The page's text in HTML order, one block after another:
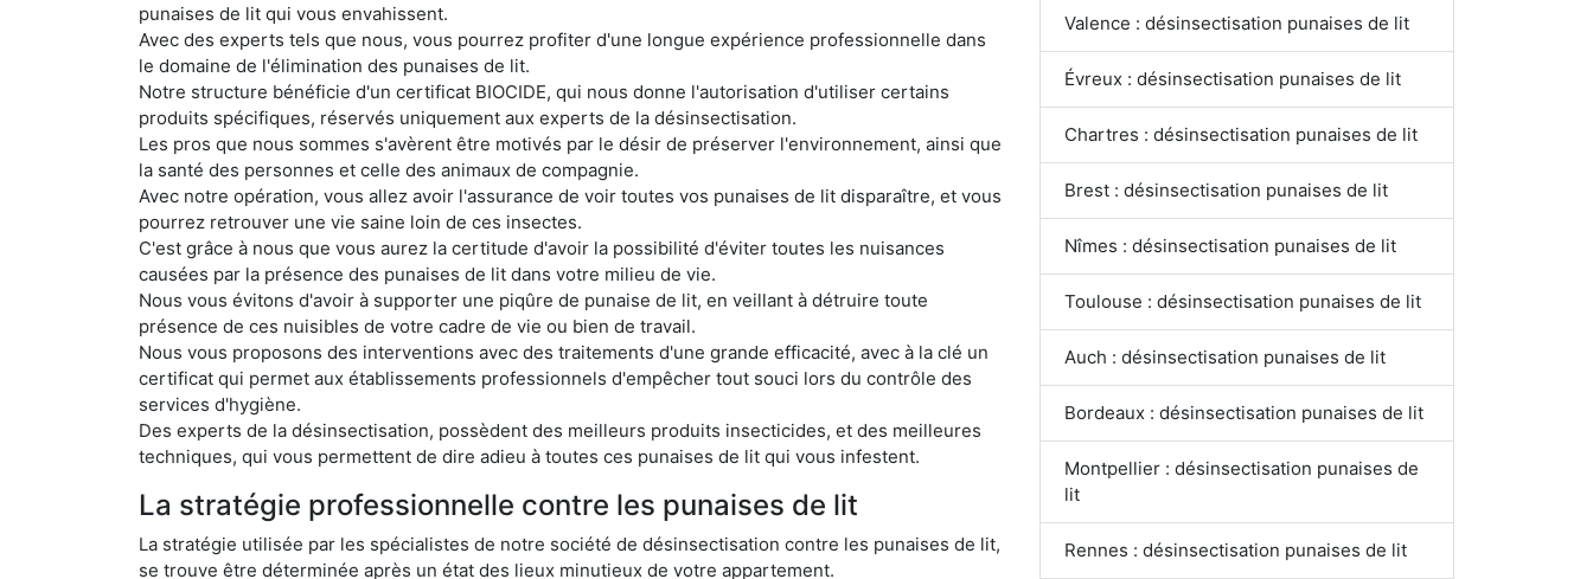
punaises de lit qui vous envahissent.
Avec des experts tels que nous, vous pourrez profiter d'une longue expérience professionnelle dans
le domaine de l'élimination des punaises de lit.
Notre structure bénéficie d'un certificat BIOCIDE, qui nous donne l'autorisation d'utiliser certains
produits spécifiques, réservés uniquement aux experts de la désinsectisation.
Les pros que nous sommes s'avèrent être motivés par le désir de préserver l'environnement, ainsi que
la santé des personnes et celle des animaux de compagnie.
Avec notre opération, vous allez avoir l'assurance de voir toutes vos punaises de lit disparaître, et vous
pourrez retrouver une vie saine loin de ces insectes.
C'est grâce à nous que vous aurez la certitude d'avoir la possibilité d'éviter toutes les nuisances
causées par la présence des punaises de lit dans votre milieu de vie.
Nous vous évitons d'avoir à supporter une piqûre de punaise de lit, en veillant à détruire toute
présence de ces nuisibles de votre cadre de vie ou bien de travail.
Nous vous proposons des interventions avec des traitements d'une grande efficacité, avec à la clé un
certificat qui permet aux établissements professionnels d'empêcher tout souci lors du contrôle des
services d'hygiène.
Des experts de la désinsectisation, possèdent des meilleurs produits insecticides, et des meilleures
techniques, qui vous permettent de dire adieu à toutes ces punaises de lit qui vous infestent.
La stratégie professionnelle contre les punaises de lit
La stratégie utilisée par les spécialistes de notre société de désinsectisation contre les punaises de lit,
se trouve être déterminée après un état des lieux minutieux de votre appartement.
Valence : désinsectisation punaises de lit
Évreux : désinsectisation punaises de lit
Chartres : désinsectisation punaises de lit
Brest : désinsectisation punaises de lit
Nîmes : désinsectisation punaises de lit
Toulouse : désinsectisation punaises de lit
Auch : désinsectisation punaises de lit
Bordeaux : désinsectisation punaises de lit
Montpellier : désinsectisation punaises de
lit
Rennes : désinsectisation punaises de lit